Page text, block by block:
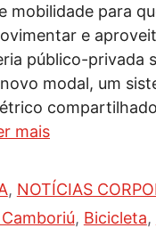
mobilidade para
e
público-privada
modal, um
mais
, NOTÍCIAS
, Bicicleta,